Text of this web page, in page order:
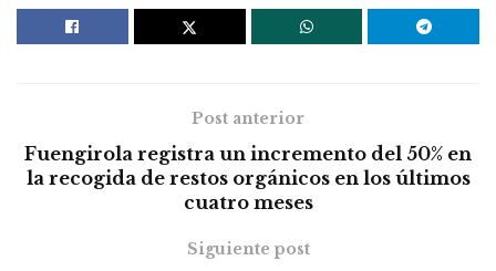
Post anterior
Fuengirola registra un incremento del 50% en
la recogida de restos orgánicos en los últimos
cuatro meses
Siguiente post